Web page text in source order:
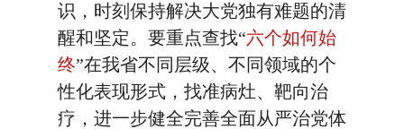
识，时刻保持解决大党独有难题的清
醒和坚定。要重点查找“六个如何始
终”在我省不同层级、不同领域的个
性化表现形式，找准病灶、靶向治
疗，进一步健全完善全面从严治党体